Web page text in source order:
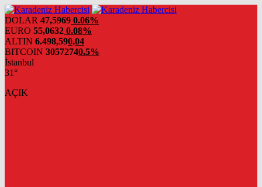
DOLAR 47,5969 0.06%
EURO 55,0632 0.08%
ALTIN 6.498,590,04
BITCOIN 30572740.5%
İstanbul
31°
AÇIK